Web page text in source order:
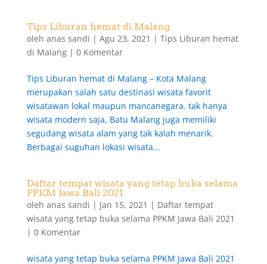
Tips Liburan hemat di Malang
oleh anas sandi | Agu 23, 2021 | Tips Liburan hemat
di Malang| 0 Komentar
Tips Liburan hemat di Malang – Kota Malang
merupakan salah satu destinasi wisata favorit
wisatawan lokal maupun mancanegara. tak hanya
wisata modern saja, Batu Malang juga memiliki
segudang wisata alam yang tak kalah menarik.
Berbagai suguhan lokasi wisata...
Daftar tempat wisata yang tetap buka selama
PPKM Jawa Bali 2021
oleh anas sandi | Jan 15, 2021 | Daftar tempat
wisata yang tetap buka selama PPKM Jawa Bali 2021
| 0 Komentar
wisata yang tetap buka selama PPKM Jawa Bali 2021